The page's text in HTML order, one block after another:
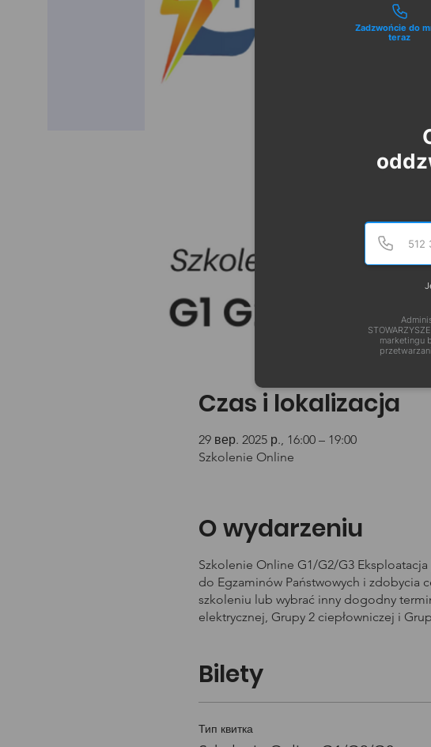
Czas i lokalizacja
29 вер. 2025 р., 16:00 – 19:00
Szkolenie Online
O wydarzeniu
Szkolenie Online G1/G2/G3
do Egzaminów Państwowych i zdobycia
szkoleniu lub wybrać inny dogodny
elektrycznej, Grupy 2 ciepłowniczej i
Bilety
Тип квитка
Możliwości
Zadzwońcie do
teraz
marketingu